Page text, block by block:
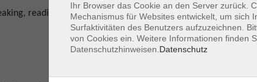
reading and writing as well as techniques that will help
Ihr Browser das Cookie an den Server zurück.
Mechanismus für Websites entwickelt, um sich
Surfaktivitäten des Benutzers aufzuzeichnen.
von Cookies ein. Weitere Informationen finden
Datenschutzhinweisen. Datenschutz